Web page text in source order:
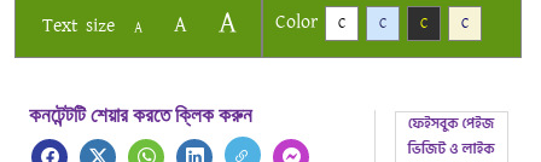
Text size A A A Color C C C C
কনটেন্টটি শেয়ার করতে ক্লিক করুন